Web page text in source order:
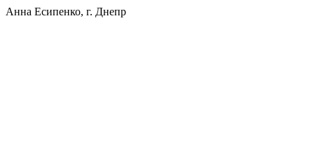
Анна Есипенко, г. Днепр